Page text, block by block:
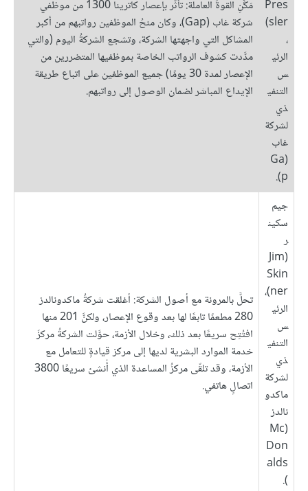
Pres
sler)
،
الرئي
س
التنفي
ذي
لشركة
غاب
(Ga
p).
مَكِّنِ القوةَ العاملة: تأثَّر بإعصار كاترينا 1300 من موظفي
شركة غاب (Gap)، وكان منحُ الموظفين رواتبهم من أكبر
المشاكل التي واجهتها الشركة، وتشجع الشركةُ اليوم (والتي
مدَّدت كشوف الرواتب الخاصة بموظفيها المتضررين من
الإعصار لمدة 30 يومًا) جميع الموظفين على اتباع طريقة
الإيداع المباشر لضمان الوصول إلى رواتبهم.
جيم
سكين
ر
(Jim
Skin
ner)،
الرئي
س
التنفي
ذي
لشركة
ماكدو
نالدز
(Mc
Don
alds
).
تحلَّ بالمرونة مع أصول الشركة: أغلقت شركةُ ماكدونالدز
280 مطعمًا تابعًا لها بعد وقوع الإعصار، ولكنَّ 201 منها
افتُتِح سريعًا بعد ذلك، وخلال الأزمة، حوَّلت الشركةُ مركزَ
خدمة الموارد البشرية لديها إلى مركز قيادةٍ للتعامل مع
الأزمة، وقد تلقّى مركزُ المساعدة الذي أُنشئ سريعًا 3800
اتصالٍ هاتفي.